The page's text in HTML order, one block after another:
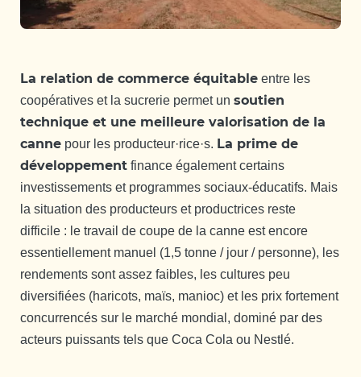
La relation de commerce équitable entre les
coopératives et la sucrerie permet un soutien
technique et une meilleure valorisation de la
canne pour les producteur·rice·s. La prime de
développement finance également certains
investissements et programmes sociaux-éducatifs. Mais
la situation des producteurs et productrices reste
difficile : le travail de coupe de la canne est encore
essentiellement manuel (1,5 tonne / jour / personne), les
rendements sont assez faibles, les cultures peu
diversifiées (haricots, maïs, manioc) et les prix fortement
concurrencés sur le marché mondial, dominé par des
acteurs puissants tels que Coca Cola ou Nestlé.